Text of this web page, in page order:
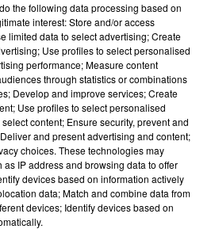
se tiennent tous les samedis
2026, ainsi que le 14 juillet et
35€ en plein tarif, 31€ en tarif
de 6 ans. Réservations sur
. La Nocturne Electro du 19
dès maintenant dans vos agendas.
do the following data processing based on
interest: Store and/or access
limited data to select advertising; Create
Use profiles to select personalised
performance; Measure content
through statistics or combinations
Develop and improve services; Create
Use profiles to select personalised
content; Ensure security, prevent and
and present advertising and content;
choices. These technologies may
IP address and browsing data to offer
devices based on information actively
data; Match and combine data from
devices; Identify devices based on